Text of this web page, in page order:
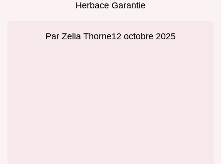
Herbace Garantie
Par Zelia Thorne12 octobre 2025